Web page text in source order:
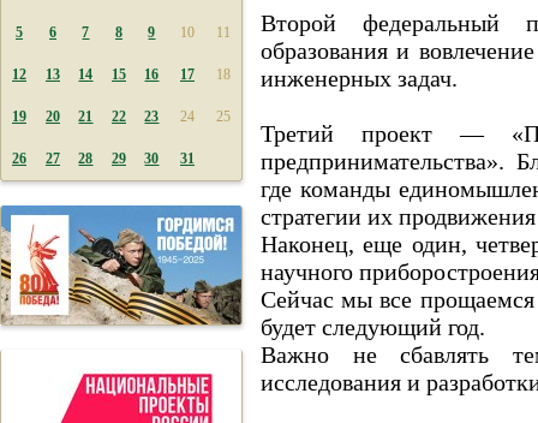
5 6 7 8 9 10 11
12 13 14 15 16 17 18
19 20 21 22 23 24 25
26 27 28 29 30 31
Второй федеральный
образования и
инженерных задач.
Третий проект —
предпринимательства».
где команды
стратегии их
Наконец, еще один,
научного
Сейчас мы все прощаемся
будет следующий год.
Важно не сбавлять
исследования и